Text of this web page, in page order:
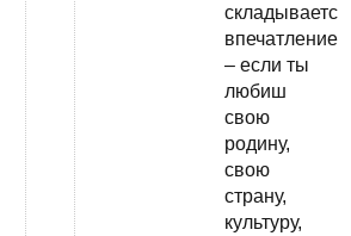
складывается
впечатление
– если ты
любиш
свою
родину,
свою
страну,
культуру,